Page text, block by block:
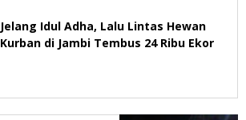
Jelang Idul Adha, Lalu Lintas Hewan
Kurban di Jambi Tembus 24 Ribu Ekor